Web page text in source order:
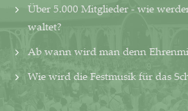
Über 5.000 Mitglieder - wie
wal­tet?
Ab wann wird man denn
Wie wird die Festmusik für das